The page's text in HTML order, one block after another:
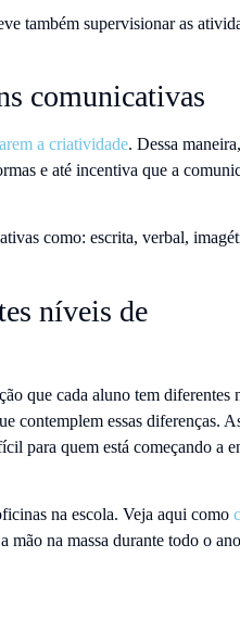
também supervisionar as
comunicativas
a criatividade. Dessa
e até incentiva que a
como: escrita, verbal,
níveis de
que cada aluno tem diferentes
contemplem essas diferenças.
para quem está começando a
na escola. Veja aqui como
mão na massa durante todo o